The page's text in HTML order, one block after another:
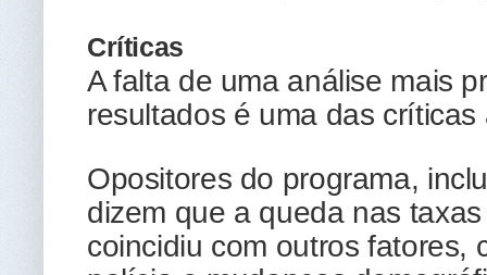
Críticas
A falta de uma análise mais
resultados é uma das
Opositores do programa,
dizem que a queda nas
coincidiu com outros fatores,